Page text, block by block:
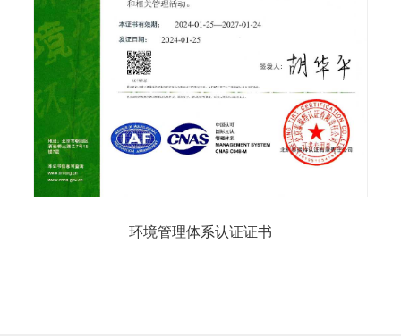
环境管理体系认证证书